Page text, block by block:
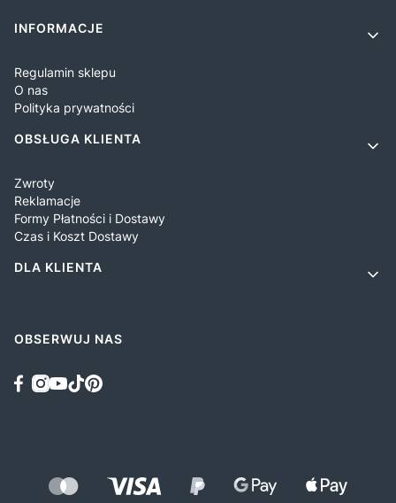
Linki w stopce
INFORMACJE
Regulamin sklepu
O nas
Polityka prywatności
OBSŁUGA KLIENTA
Zwroty
Reklamacje
Formy Płatności i Dostawy
Czas i Koszt Dostawy
DLA KLIENTA
OBSERWUJ NAS